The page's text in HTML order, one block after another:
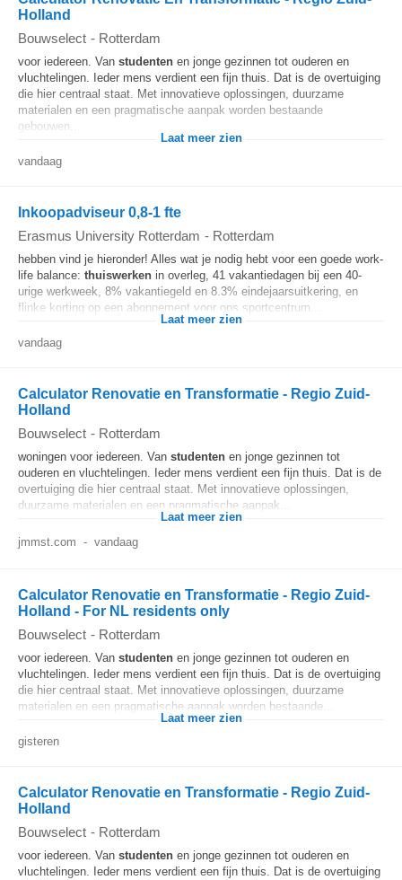
Holland
Bouwselect - Rotterdam
voor iedereen. Van studenten en jonge gezinnen tot ouderen en
vluchtelingen. Ieder mens verdient een fijn thuis. Dat is de overtuiging
die hier centraal staat. Met innovatieve oplossingen, duurzame
materialen en een pragmatische aanpak worden bestaande
gebouwen...
Laat meer zien
vandaag
Inkoopadviseur 0,8-1 fte
Erasmus University Rotterdam - Rotterdam
hebben vind je hieronder! Alles wat je nodig hebt voor een goede work-
life balance: thuiswerken in overleg, 41 vakantiedagen bij een 40-
urige werkweek, 8% vakantiegeld en 8.3% eindejaarsuitkering, en
flinke korting op een abonnement voor ons sportcentrum...
Laat meer zien
vandaag
Calculator Renovatie en Transformatie - Regio Zuid-
Holland
Bouwselect - Rotterdam
woningen voor iedereen. Van studenten en jonge gezinnen tot
ouderen en vluchtelingen. Ieder mens verdient een fijn thuis. Dat is de
overtuiging die hier centraal staat. Met innovatieve oplossingen,
duurzame materialen en een pragmatische aanpak...
Laat meer zien
jmmst.com - vandaag
Calculator Renovatie en Transformatie - Regio Zuid-
Holland - For NL residents only
Bouwselect - Rotterdam
voor iedereen. Van studenten en jonge gezinnen tot ouderen en
vluchtelingen. Ieder mens verdient een fijn thuis. Dat is de overtuiging
die hier centraal staat. Met innovatieve oplossingen, duurzame
materialen en een pragmatische aanpak worden bestaande...
Laat meer zien
gisteren
Calculator Renovatie en Transformatie - Regio Zuid-
Holland
Bouwselect - Rotterdam
voor iedereen. Van studenten en jonge gezinnen tot ouderen en
vluchtelingen. Ieder mens verdient een fijn thuis. Dat is de overtuiging